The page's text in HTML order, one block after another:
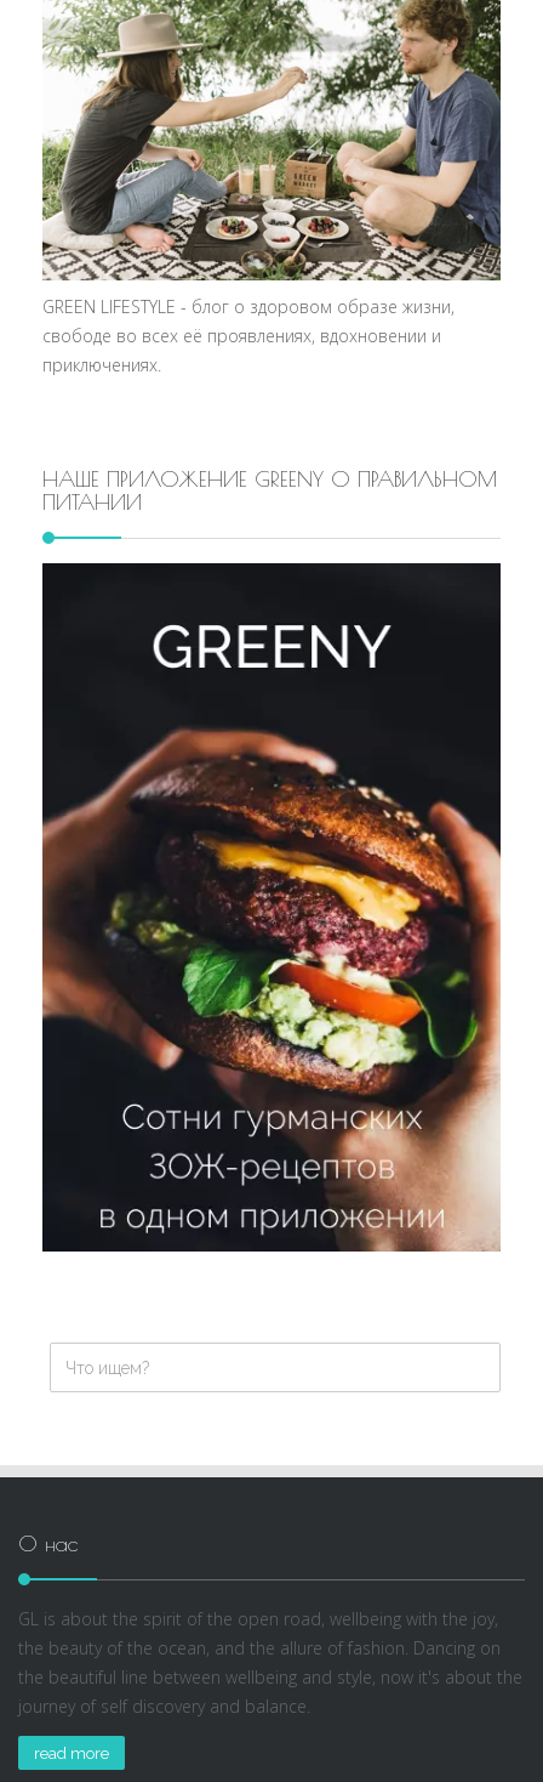
GREEN LIFESTYLE - блог о здоровом образе жизни,
свободе во всех её проявлениях, вдохновении и
приключениях.
НАШЕ ПРИЛОЖЕНИЕ GREENY О ПРАВИЛЬНОМ
ПИТАНИИ
О нас
GL is about the spirit of the open road, wellbeing with the joy,
the beauty of the ocean, and the allure of fashion. Dancing on
the beautiful line between wellbeing and style, now it's about the
journey of self discovery and balance.
read more